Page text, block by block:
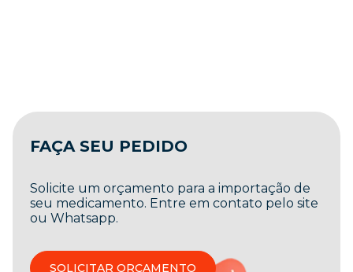
FAÇA SEU PEDIDO
Solicite um orçamento para a importação de
seu medicamento. Entre em contato pelo site
ou Whatsapp.
SOLICITAR ORÇAMENTO